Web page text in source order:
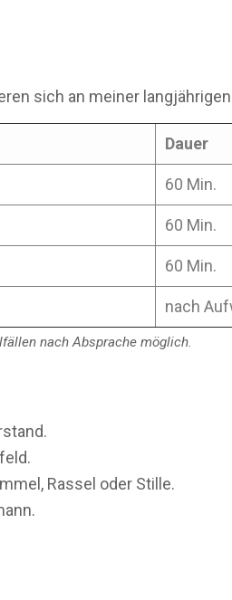
sich an meiner
Dauer
60 Min.
60 Min.
60 Min.
nach
nach Absprache möglich.
Rassel oder Stille.